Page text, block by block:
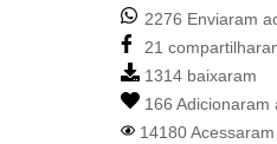
2276 Enviaram
21
1314 baixaram
166 Adicionaram
14180